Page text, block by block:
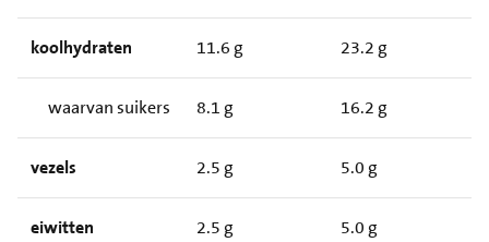
koolhydraten 11.6 g 23.2 g
waarvan suikers 8.1 g 16.2 g
vezels 2.5 g 5.0 g
eiwitten 2.5 g 5.0 g